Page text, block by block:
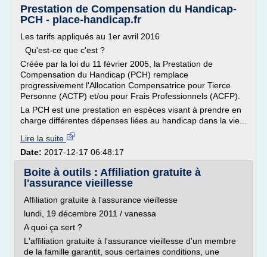
Prestation de Compensation du Handicap-
PCH - place-handicap.fr
Les tarifs appliqués au 1er avril 2016
Qu'est-ce que c'est ?
Créée par la loi du 11 février 2005, la Prestation de
Compensation du Handicap (PCH) remplace
progressivement l'Allocation Compensatrice pour Tierce
Personne (ACTP) et/ou pour Frais Professionnels (ACFP).
La PCH est une prestation en espèces visant à prendre en
charge différentes dépenses liées au handicap dans la vie...
Lire la suite
Date: 2017-12-17 06:48:17
Boite à outils : Affiliation gratuite à
l'assurance vieillesse
Affiliation gratuite à l'assurance vieillesse
lundi, 19 décembre 2011 / vanessa
A quoi ça sert ?
L'affiliation gratuite à l'assurance vieillesse d'un membre
de la famille garantit, sous certaines conditions, une